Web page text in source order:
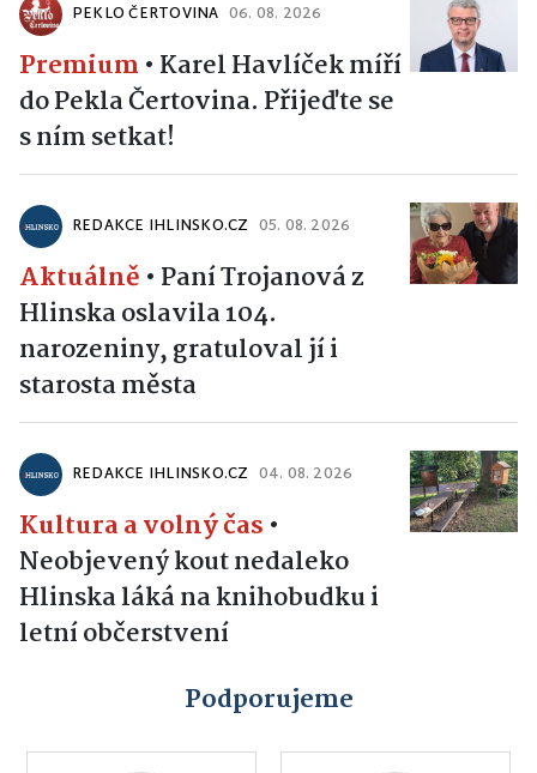
PEKLO ČERTOVINA 06. 08. 2026
Premium • Karel Havlíček míří
do Pekla Čertovina. Přijeďte se
s ním setkat!
REDAKCE IHLINSKO.CZ 05. 08. 2026
Aktuálně • Paní Trojanová z
Hlinska oslavila 104.
narozeniny, gratuloval jí i
starosta města
REDAKCE IHLINSKO.CZ 04. 08. 2026
Kultura a volný čas •
Neobjevený kout nedaleko
Hlinska láká na knihobudku i
letní občerstvení
Podporujeme